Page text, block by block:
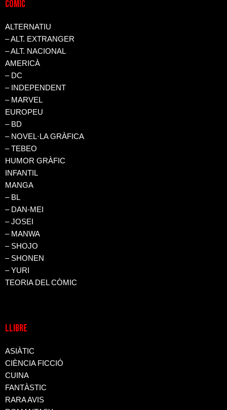
CòMIC
ALTERNATIU
– ALT. EXTRANGER
– ALT. NACIONAL
AMERICÀ
– DC
– INDEPENDENT
– MARVEL
EUROPEU
– BD
– NOVEL·LA GRÀFICA
– TEBEO
HUMOR GRÀFIC
INFANTIL
MANGA
– BL
– DAN-MEI
– JOSEI
– MANWA
– SHOJO
– SHONEN
– YURI
TEORIA DEL CÒMIC
LLIBRE
ASIÀTIC
CIÈNCIA FICCIÓ
CUINA
FANTÀSTIC
RARA AVIS